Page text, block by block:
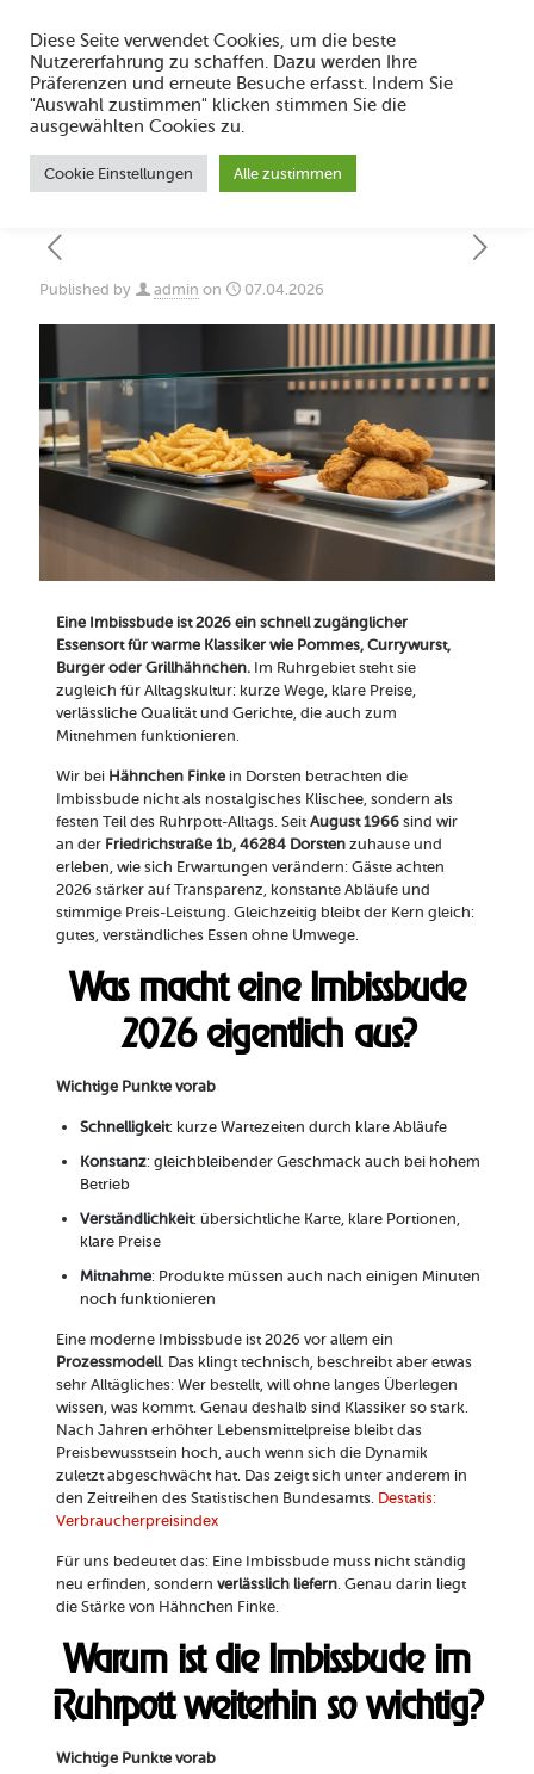
Imbissbude im Ruhrpott 2026: Was macht
Published by admin on 07.04.2026
Eine Imbissbude ist 2026 ein schnell zugänglicher
Essensort für warme Klassiker wie Pommes, Currywurst,
Burger oder Grillhähnchen.Im Ruhrgebiet steht sie
zugleich für Alltagskultur: kurze Wege, klare Preise,
verlässliche Qualität und Gerichte, die auch zum
Mitnehmen funktionieren.
Wir bei Hähnchen Finkein Dorsten betrachten die
Imbissbude nicht als nostalgisches Klischee, sondern als
festen Teil des Ruhrpott-Alltags. SeitAugust 1966sind wir
an der Friedrichstraße 1b, 46284 Dorstenzuhause und
erleben, wie sich Erwartungen verändern: Gäste achten
2026 stärker auf Transparenz, konstante Abläufe und
stimmige Preis-Leistung. Gleichzeitig bleibt der Kern gleich:
gutes, verständliches Essen ohne Umwege.
Was macht eine Imbissbude
2026 eigentlich aus?
Wichtige Punkte vorab
Schnelligkeit: kurze Wartezeiten durch klare Abläufe
Konstanz: gleichbleibender Geschmack auch bei hohem
Betrieb
Verständlichkeit: übersichtliche Karte, klare Portionen,
klare Preise
Mitnahme: Produkte müssen auch nach einigen Minuten
noch funktionieren
Eine moderne Imbissbude ist 2026 vor allem ein
Prozessmodell. Das klingt technisch, beschreibt aber etwas
sehr Alltägliches: Wer bestellt, will ohne langes Überlegen
wissen, was kommt. Genau deshalb sind Klassiker so stark.
Nach Jahren erhöhter Lebensmittelpreise bleibt das
Preisbewusstsein hoch, auch wenn sich die Dynamik
zuletzt abgeschwächt hat. Das zeigt sich unter anderem in
den Zeitreihen des Statistischen Bundesamts. Destatis:
Verbraucherpreisindex
Für uns bedeutet das: Eine Imbissbude muss nicht ständig
neu erfinden, sondern verlässlich liefern. Genau darin liegt
die Stärke von Hähnchen Finke.
Warum ist die Imbissbude im
Ruhrpott weiterhin so wichtig?
Wichtige Punkte vorab
Diese Seite verwendet Cookies, um die beste
Nutzererfahrung zu schaffen. Dazu werden Ihre
Präferenzen und erneute Besuche erfasst. Indem Sie
"Auswahl zustimmen" klicken stimmen Sie die
ausgewählten Cookies zu.
Cookie Einstellungen Alle zustimmen